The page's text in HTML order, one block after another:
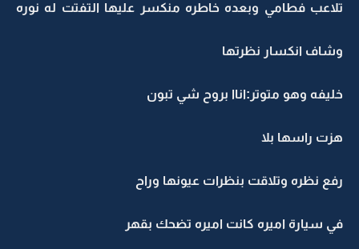
تلاعب فطامي وبعده خاطره منكسر عليها التفتت له نوره
وشاف انكسار نظرتها
خليفه وهو متوتر:اناا بروح شي تبون
هزت راسها بلا
رفع نظره وتلاقت بنظرات عيونها وراح
في سيارة اميره كانت اميره تضحك بقهر